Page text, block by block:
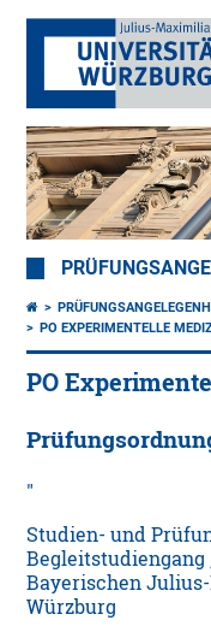
PO EXPERIMENTELLE
PO
Studien- und
Bayerischen
Würzburg